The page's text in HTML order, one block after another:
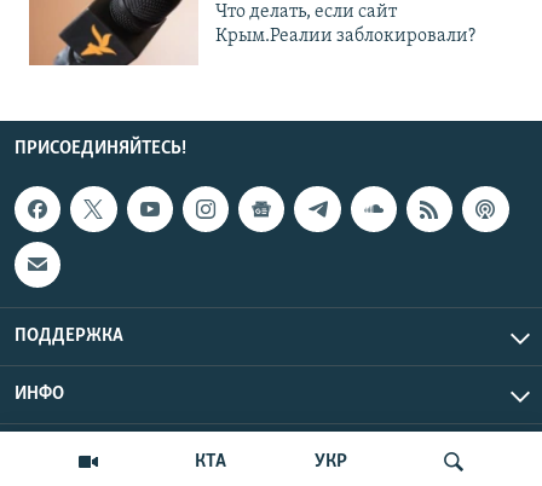
КТА УКР
Что делать, если сайт
Крым.Реалии заблокировали?
ПРИСОЕДИНЯЙТЕСЬ!
ПОДДЕРЖКА
ИНФО
Copyright Крым.Реалии, 2026 | Все права защищены.
UTC+3